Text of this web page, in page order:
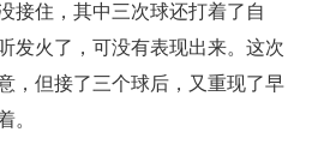
接住，其中三次球还打着了自
发火了，可没有表现出来。这次
，但接了三个球后，又重现了早
。